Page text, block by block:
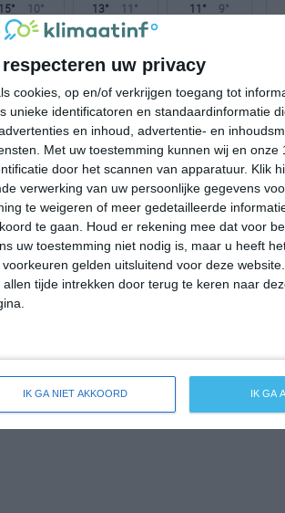
respecteren uw privacy
cookies, op en/of verkrijgen toegang tot
unieke identificatoren en standaardinformatie
en inhoud, advertentie- en
Met uw toestemming kunnen wij en onze
door het scannen van apparatuur. Klik
verwerking van uw persoonlijke gegevens
te weigeren of meer gedetailleerde
te gaan.
Houd er rekening mee dat voor
uw toestemming niet nodig is, maar u heeft
gelden uitsluitend voor deze
tijde intrekken door terug te keren naar
IK GA NIET AKKOORD IK GA
15° 10° 13° 11° 11° 9°
23:00 02:00 05:00
23:00 02:00 05:00
ZW 3 ZW 2 ZW 1
23:00 02:00 05:00